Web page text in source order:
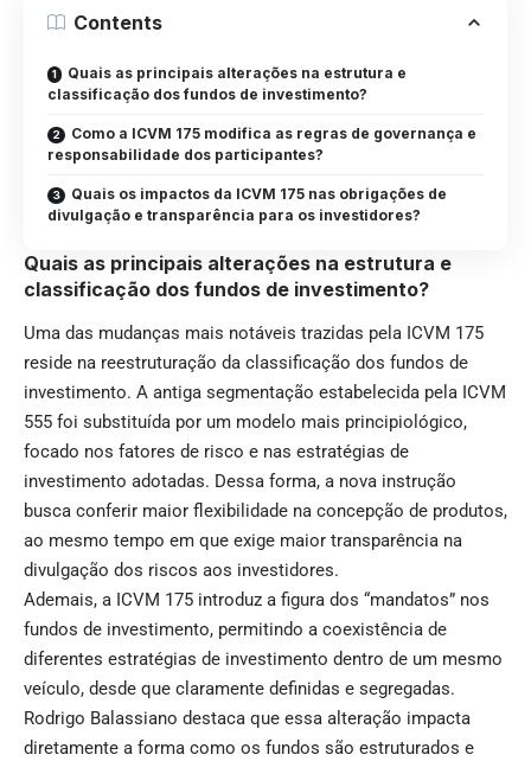
Contents
Quais as principais alterações na estrutura e
classificação dos fundos de investimento?
Como a ICVM 175 modifica as regras de governança e
responsabilidade dos participantes?
Quais os impactos da ICVM 175 nas obrigações de
divulgação e transparência para os investidores?
Quais as principais alterações na estrutura e
classificação dos fundos de investimento?
Uma das mudanças mais notáveis trazidas pela ICVM 175
reside na reestruturação da classificação dos fundos de
investimento. A antiga segmentação estabelecida pela ICVM
555 foi substituída por um modelo mais principiológico,
focado nos fatores de risco e nas estratégias de
investimento adotadas. Dessa forma, a nova instrução
busca conferir maior flexibilidade na concepção de produtos,
ao mesmo tempo em que exige maior transparência na
divulgação dos riscos aos investidores.
Ademais, a ICVM 175 introduz a figura dos “mandatos” nos
fundos de investimento, permitindo a coexistência de
diferentes estratégias de investimento dentro de um mesmo
veículo, desde que claramente definidas e segregadas.
Rodrigo Balassiano destaca que essa alteração impacta
diretamente a forma como os fundos são estruturados e